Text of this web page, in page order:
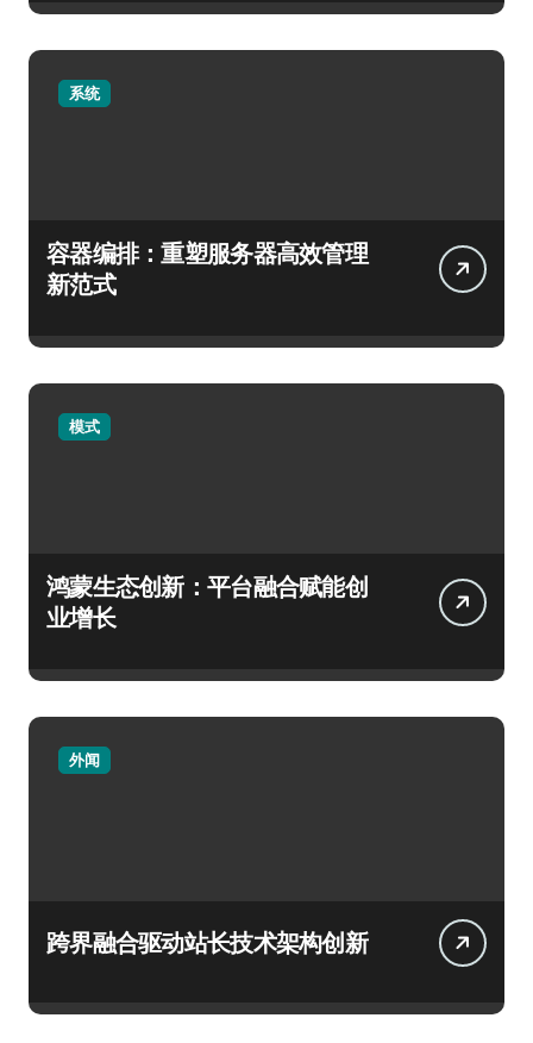
系统
容器编排：重塑服务器高效管理
新范式
模式
鸿蒙生态创新：平台融合赋能创
业增长
外闻
跨界融合驱动站长技术架构创新